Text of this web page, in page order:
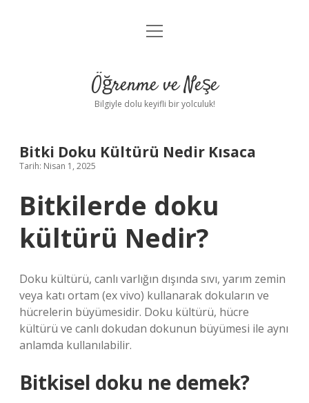
Anasayfa
Yasal Uyarı
menüyü
Öğrenme ve Neşe
Bilgiyle dolu keyifli bir yolculuk!
Bitki Doku Kültürü Nedir Kısaca
Tarih: Nisan 1, 2025
Bitkilerde doku
kültürü Nedir?
Doku kültürü, canlı varlığın dışında sıvı, yarım zemin
veya katı ortam (ex vivo) kullanarak dokuların ve
hücrelerin büyümesidir. Doku kültürü, hücre
kültürü ve canlı dokudan dokunun büyümesi ile aynı
anlamda kullanılabilir.
Bitkisel doku ne demek?